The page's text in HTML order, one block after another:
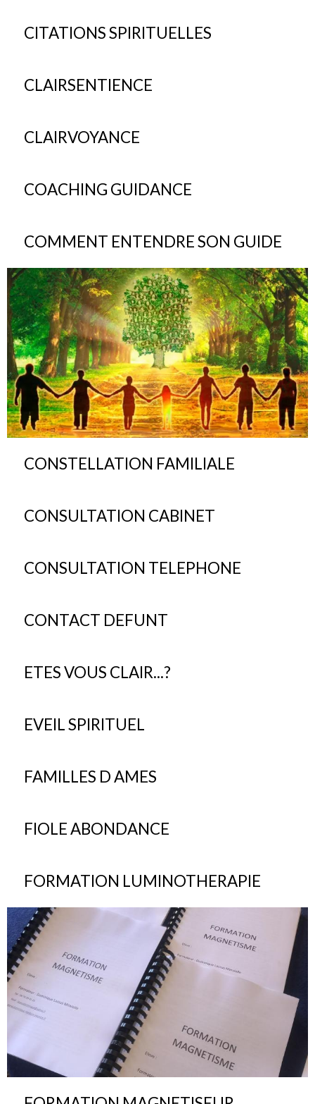
CITATIONS SPIRITUELLES
CLAIRSENTIENCE
CLAIRVOYANCE
COACHING GUIDANCE
COMMENT ENTENDRE SON GUIDE
CONSTELLATION FAMILIALE
CONSULTATION CABINET
CONSULTATION TELEPHONE
CONTACT DEFUNT
ETES VOUS CLAIR...?
EVEIL SPIRITUEL
FAMILLES D AMES
FIOLE ABONDANCE
FORMATION LUMINOTHERAPIE